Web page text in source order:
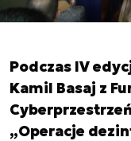
Podczas IV
Kamil Basaj z
„Operacje